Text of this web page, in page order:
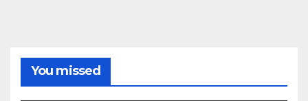
You missed